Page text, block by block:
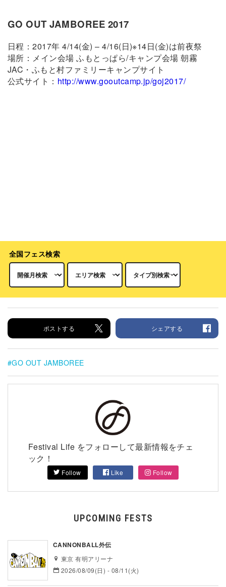
GO OUT JAMBOREE 2017
日程：2017年 4/14(金) – 4/16(日)※14日(金)は前夜祭
場所：メイン会場 ふもとっぱら/キャンプ会場 朝霧
JAC・ふもと村ファミリーキャンプサイト
公式サイト： http://www.gooutcamp.jp/goj2017/
全国フェス検索
ポストする シェアする
GO OUT JAMBOREE
Festival Life をフォローして最新情報をチェ
ック！
Follow Like Follow
UPCOMING FESTS
CANNONBALL外伝
東京 有明アリーナ
2026/08/09(日) - 08/11(火)